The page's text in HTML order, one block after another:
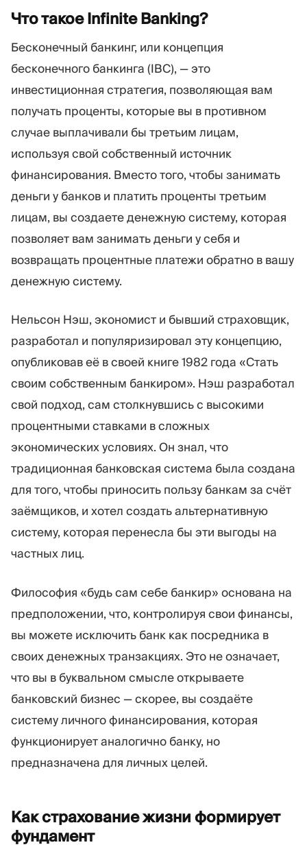
Что такое InfiniteBanking?
Бесконечный банкинг, или концепция
бесконечного банкинга (IBC), — это
инвестиционная стратегия, позволяющая вам
получать проценты, которые вы в противном
случае выплачивали бы третьим лицам,
используя свой собственный источник
финансирования. Вместо того, чтобы занимать
деньги у банков и платить проценты третьим
лицам, вы создаете денежную систему, которая
позволяет вам занимать деньги у себя и
возвращать процентные платежи обратно в вашу
денежную систему.
Нельсон Нэш, экономист и бывший страховщик,
разработал и популяризировал эту концепцию,
опубликовав её в своей книге 1982 года «Стать
своим собственным банкиром». Нэш разработал
свой подход, сам столкнувшись с высокими
процентными ставками в сложных
экономических условиях. Он знал, что
традиционная банковская система была создана
для того, чтобы приносить пользу банкам за счёт
заёмщиков, и хотел создать альтернативную
систему, которая перенесла бы эти выгоды на
частных лиц.
Философия «будь сам себе банкир» основана на
предположении, что, контролируя свои финансы,
вы можете исключить банк как посредника в
своих денежных транзакциях. Это не означает,
что вы в буквальном смысле открываете
банковский бизнес — скорее, вы создаёте
систему личного финансирования, которая
функционирует аналогично банку, но
предназначена для личных целей.
Как страхование жизни формирует
фундамент
Торговая платформа Back-office
РЕСУРСЫ
маркетингу
Блог
Словарь терминов
Калькулятор прибыли
Бизнес План
ЕЩЁ
О нас
Команда
События
Цифры
Карьера
Устойчивость
ПОДПИШИТЕСЬ НА НАС